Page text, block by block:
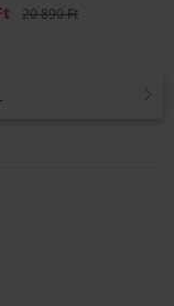
Eredeti ár
20 890 Ft